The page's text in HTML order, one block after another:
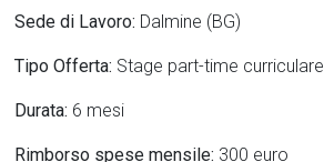
Sede di Lavoro: Dalmine (BG)
Tipo Offerta: Stage part-time curriculare
Durata: 6 mesi
Rimborso spese mensile: 300 euro